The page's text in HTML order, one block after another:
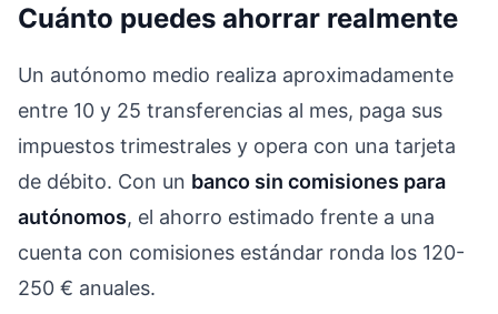
Cuánto puedes ahorrar realmente
Un autónomo medio realiza aproximadamente
entre 10 y 25 transferencias al mes, paga sus
impuestos trimestrales y opera con una tarjeta
de débito. Con un banco sin comisiones para
autónomos, el ahorro estimado frente a una
cuenta con comisiones estándar ronda los 120-
250 € anuales.